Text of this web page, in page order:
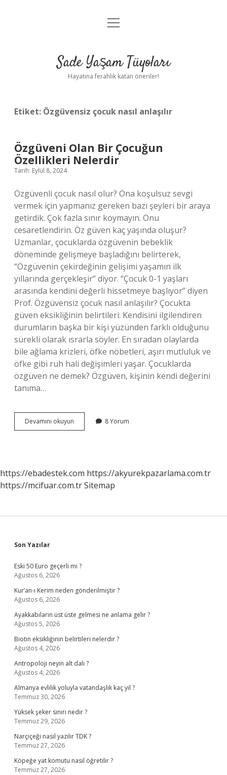
Anasayfa
Yasal Uyarı
menüyü
Sade Yaşam Tüyoları
Hayatına ferahlık katan öneriler!
Etiket: Özgüvensiz çocuk nasıl anlaşılır
Özgüveni Olan Bir Çocuğun
Özellikleri Nelerdir
Tarih: Eylül 8, 2024
Özgüvenli çocuk nasıl olur? Ona koşulsuz sevgi
vermek için yapmanız gereken bazı şeyleri bir araya
getirdik. Çok fazla sınır koymayın. Onu
cesaretlendirin. Öz güven kaç yaşında oluşur?
Uzmanlar, çocuklarda özgüvenin bebeklik
döneminde gelişmeye başladığını belirterek,
“Özgüvenin çekirdeğinin gelişimi yaşamın ilk
yıllarında gerçekleşir” diyor. “Çocuk 0-1 yaşları
arasında kendini değerli hissetmeye başlıyor” diyen
Prof. Özgüvensiz çocuk nasıl anlaşılır? Çocukta
güven eksikliğinin belirtileri: Kendisini ilgilendiren
durumların başka bir kişi yüzünden farklı olduğunu
sürekli olarak ısrarla söyler. En sıradan olaylarda
bile ağlama krizleri, öfke nöbetleri, aşırı mutluluk ve
öfke gibi ruh hali değişimleri yaşar. Çocuklarda
özgüven ne demek? Özgüven, kişinin kendi değerini
tanıma…
Devamını okuyun Özgüveni
Olan
8 Yorum
https://ebadestek.com https://akyurekpazarlama.com.tr
https://mcifuar.com.trSitemap
Sidebar
Son Yazılar
Eski 50 Euro geçerli mi ?
Ağustos 6, 2026
Kur’an-ı Kerim neden gönderilmiştir ?
Ağustos 6, 2026
Ayakkabıların üst üste gelmesi ne anlama gelir ?
Ağustos 5, 2026
Biotin eksikliğinin belirtileri nelerdir ?
Ağustos 4, 2026
Antropoloji neyin alt dalı ?
Ağustos 4, 2026
Almanya evlilik yoluyla vatandaşlık kaç yıl ?
Temmuz 30, 2026
Yüksek şeker sınırı nedir ?
Temmuz 29, 2026
Narçiçeği nasıl yazılır TDK ?
Temmuz 27, 2026
Köpeğe yat komutu nasıl öğretilir ?
Temmuz 27, 2026